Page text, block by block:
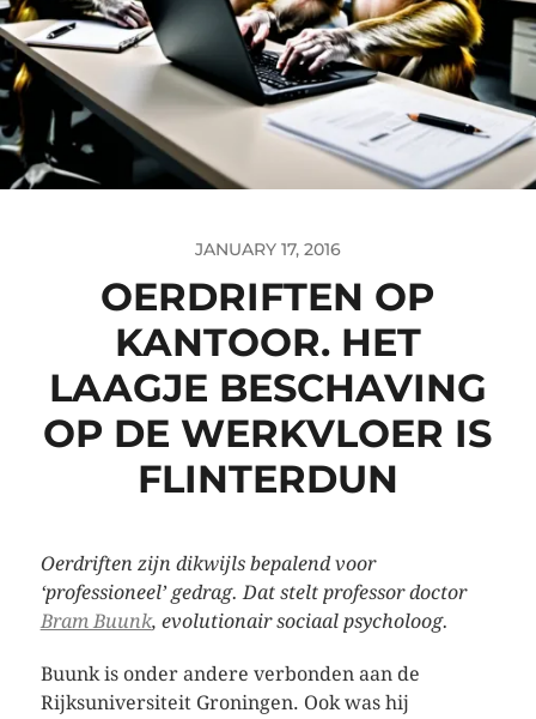
JANUARY 17, 2016
OERDRIFTEN OP
KANTOOR. HET
LAAGJE BESCHAVING
OP DE WERKVLOER IS
FLINTERDUN
Oerdriften zijn dikwijls bepalend voor
‘professioneel’ gedrag. Dat stelt professor doctor
Bram Buunk, evolutionair sociaal psycholoog.
Buunk is onder andere verbonden aan de
Rijksuniversiteit Groningen. Ook was hij